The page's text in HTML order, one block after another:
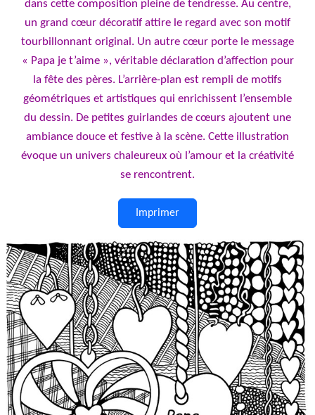
dans cette composition pleine de tendresse. Au centre,
un grand cœur décoratif attire le regard avec son motif
tourbillonnant original. Un autre cœur porte le message
« Papa je t’aime », véritable déclaration d’affection pour
la fête des pères. L’arrière-plan est rempli de motifs
géométriques et artistiques qui enrichissent l’ensemble
du dessin. De petites guirlandes de cœurs ajoutent une
ambiance douce et festive à la scène. Cette illustration
évoque un univers chaleureux où l’amour et la créativité
se rencontrent.
Imprimer